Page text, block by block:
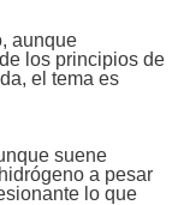
aunque
los principios de
el tema es
suene
a pesar
lo que